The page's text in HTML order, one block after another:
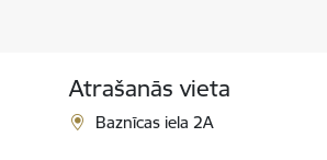
Atrašanās vieta
Baznīcas iela 2A